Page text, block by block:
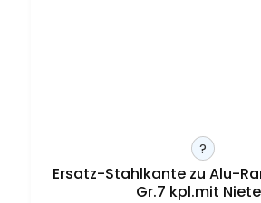
?
Ersatz-Stahlkante zu Alu-
Gr.7 kpl.mit